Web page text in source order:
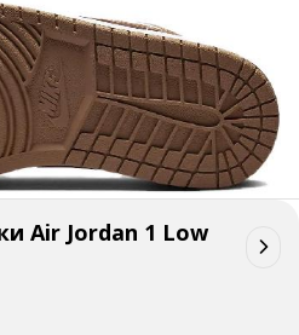
Air Jordan 1 Low